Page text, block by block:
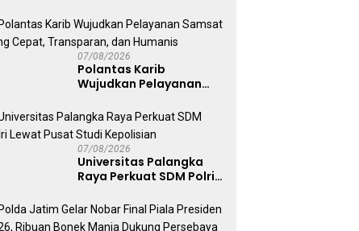
Kebaikan Lewat Jumat
Berkah di Masjid Syekh
Ahmad Ibrahim
07/08/2026
Polantas Karib
Wujudkan Pelayanan
Transparan, dan
Humanis
07/08/2026
Universitas Palangka
Raya Perkuat SDM Polri
Kepolisian